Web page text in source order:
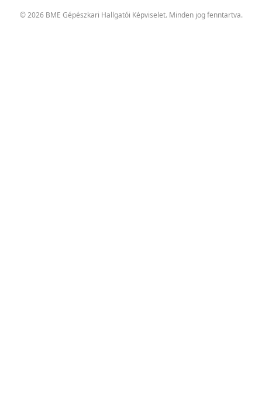
© 2026 BME Gépészkari Hallgatói Képviselet. Minden jog fenntartva.